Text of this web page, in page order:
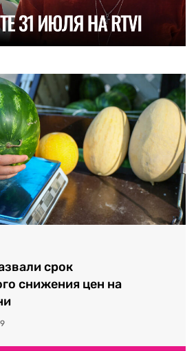
срок
снижения цен на